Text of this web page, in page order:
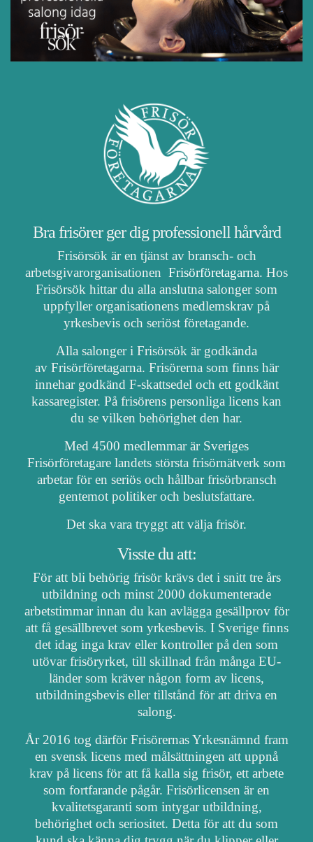
Bra frisörer ger dig professionell hårvård
Frisörsök är en tjänst av bransch- och
arbetsgivarorganisationen Frisörföretagarna. Hos
Frisörsök hittar du alla anslutna salonger som
uppfyller organisationens medlemskrav på
yrkesbevis och seriöst företagande.
Alla salonger i Frisörsök är godkända
av Frisörföretagarna. Frisörerna som finns här
innehar godkänd F-skattsedel och ett godkänt
kassaregister. På frisörens personliga licens kan
du se vilken behörighet den har.
Med 4500 medlemmar är Sveriges
Frisörföretagare landets största frisörnätverk som
arbetar för en seriös och hållbar frisörbransch
gentemot politiker och beslutsfattare.
Det ska vara tryggt att välja frisör.
Visste du att:
För att bli behörig frisör krävs det i snitt tre års
utbildning och minst 2000 dokumenterade
arbetstimmar innan du kan avlägga gesällprov för
att få gesällbrevet som yrkesbevis. I Sverige finns
det idag inga krav eller kontroller på den som
utövar frisöryrket, till skillnad från många EU-
länder som kräver någon form av licens,
utbildningsbevis eller tillstånd för att driva en
salong.
År 2016 tog därför Frisörernas Yrkesnämnd fram
en svensk licens med målsättningen att uppnå
krav på licens för att få kalla sig frisör, ett arbete
som fortfarande pågår. Frisörlicensen är en
kvalitetsgaranti som intygar utbildning,
behörighet och seriositet. Detta för att du som